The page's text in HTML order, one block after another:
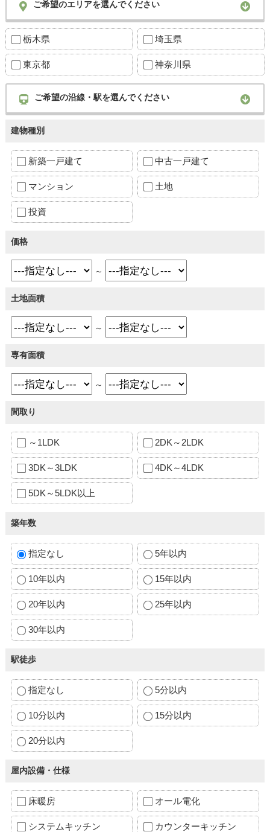
ご希望のエリアを選んでください
栃木県 埼玉県
東京都 神奈川県
ご希望の沿線・駅を選んでください
建物種別
新築一戸建て 中古一戸建て
マンション 土地
投資
価格
～
土地面積
～
専有面積
～
間取り
～1LDK 2DK～2LDK
3DK～3LDK 4DK～4LDK
5DK～5LDK以上
築年数
指定なし 5年以内
10年以内 15年以内
20年以内 25年以内
30年以内
駅徒歩
指定なし 5分以内
10分以内 15分以内
20分以内
屋内設備・仕様
床暖房 オール電化
システムキッチン カウンターキッチン